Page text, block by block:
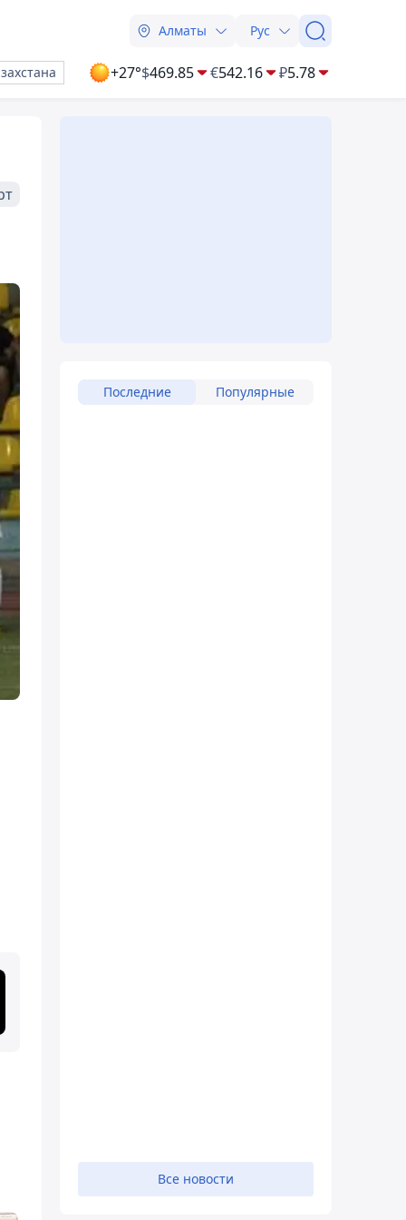
Алматы Рус
+27°$469.85 €542.16 ₽5.78
Последние Популярные
Все новости